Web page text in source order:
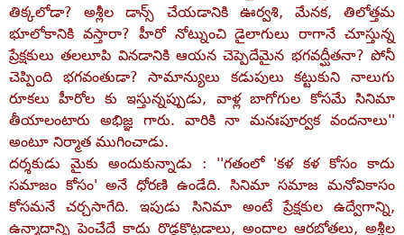
తిక్కలోడా? అశ్లీల డాన్స్‌ చేయడానికి ఊర్వశి, మేనక, తిలోత్తమ
భూలోకానికి వస్తారా? హీరో నోట్నుంచి డైలాగులు రాగానే చూస్తున్న
ప్రేక్షకులు తలలూపి వినడానికి ఆయన చెప్పెదేమైన భగవద్ఘీతనా? పోనీ
చెప్పింది భగవంతుడా? సామాన్యులు కడుపులు కట్టుకుని నాలుగు
రూకలు హీరోల కు ఇస్తున్నప్పుడు, వాళ్ల బాగోగుల కోసమే సినిమా
తీయాలంటారు అభిజ్ఞ గారు. వారికి నా మనఃపూర్వక వందనాలు''
అంటూ నిర్మాత ముగించాడు.
దర్శకుడు మైకు అందుకున్నాడు : ''గతంలో 'కళ కళ కోసం కాదు
సమాజం కోసం' అనే ధోరణి ఉండేది. సినిమా సమాజ మనోవికాసం
కోసమనే చర్చసాగేది. ఇపుడు సినిమా అంటే ప్రేక్షకుల ఉద్వేగాన్ని,
ఉన్మాదాన్ని పెంచేదే కాదు రొడ్డకొట్టడాలు, అందాల ఆరబోతలు, అశ్లీల